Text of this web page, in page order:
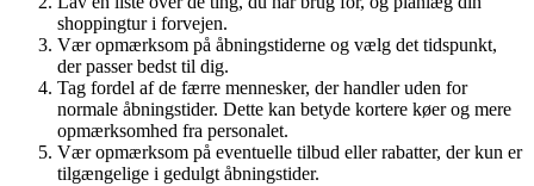
shoppingtur i forvejen.
Vær opmærksom på åbningstiderne og vælg det tidspunkt,
der passer bedst til dig.
Tag fordel af de færre mennesker, der handler uden for
normale åbningstider. Dette kan betyde kortere køer og mere
opmærksomhed fra personalet.
Vær opmærksom på eventuelle tilbud eller rabatter, der kun er
tilgængelige i gedulgt åbningstider.